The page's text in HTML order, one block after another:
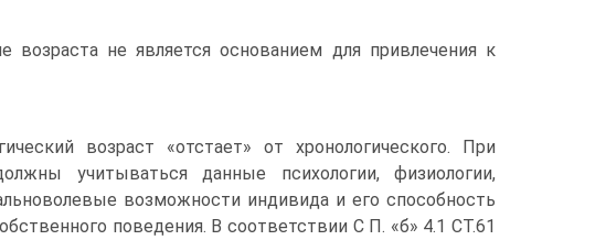
возраста не является основанием для привлечения к
возраст «отстает» от хронологического. При
учитываться данные психологии, физиологии,
возможности индивида и его способность
поведения. В соответствии С П. «б» 4.1 СТ.61